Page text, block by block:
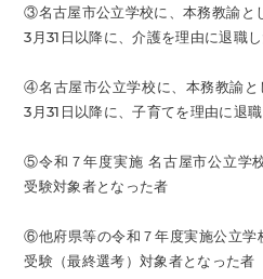
③名古屋市公立学校に、本務教諭と
3月31日以降に、介護を理由に退職
④名古屋市公立学校に、本務教諭と
3月31日以降に、子育てを理由に退
⑤令和７年度実施 名古屋市公立学
受験対象者となった者
⑥他府県等の令和７年度実施公立学
受験（最終選考）対象者となった者